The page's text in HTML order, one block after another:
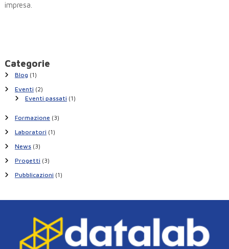
impresa.
Categorie
Blog (1)
Eventi (2)
Eventi passati (1)
Formazione (3)
Laboratori (1)
News(3)
Progetti (3)
Pubblicazioni (1)